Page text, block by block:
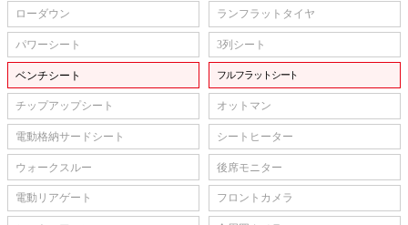
ローダウン ランフラットタイヤ
パワーシート 3列シート
ベンチシート フルフラットシート
チップアップシート オットマン
電動格納サードシート シートヒーター
ウォークスルー 後席モニター
電動リアゲート フロントカメラ